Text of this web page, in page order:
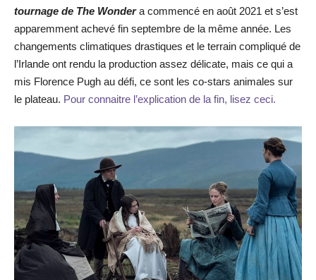
tournage de The Wondera commencé en août 2021 et s’est
apparemment achevé fin septembre de la même année. Les
changements climatiques drastiques et le terrain compliqué de
l’Irlande ont rendu la production assez délicate, mais ce qui a
mis Florence Pugh au défi, ce sont les co-stars animales sur
le plateau. Pour connaitre l’explication de la fin, lisez ceci.